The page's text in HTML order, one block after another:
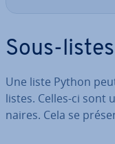
Sous-
Une liste Python
listes. Celles-ci sont
naires. Cela se